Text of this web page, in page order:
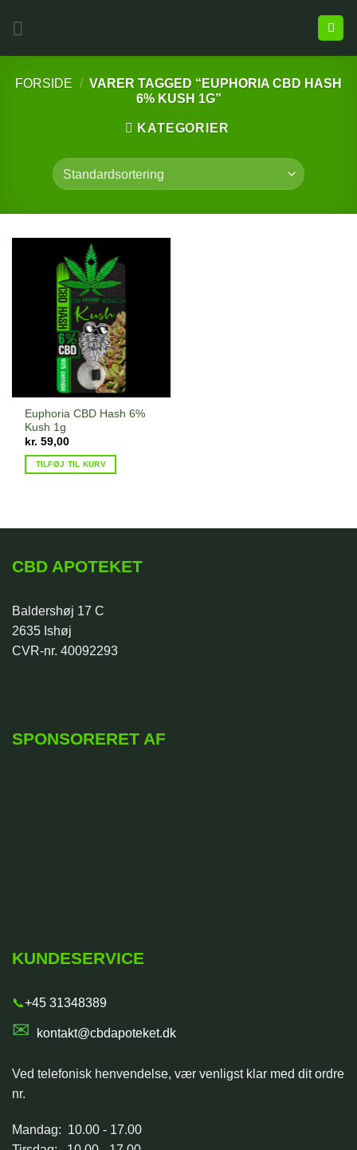
FORSIDE / VARER TAGGED “EUPHORIA CBD HASH
6% KUSH 1G”
KATEGORIER
Euphoria CBD Hash 6%
Kush 1g
kr. 59,00
TILFØJ TIL KURV
CBD APOTEKET
Baldershøj 17 C
2635 Ishøj
CVR-nr. 40092293
SPONSORERET AF
KUNDESERVICE
📞+45 31348389
✉ kontakt@cbdapoteket.dk
Ved telefonisk henvendelse, vær venligst klar med dit ordre
nr.
Mandag: 10.00 - 17.00